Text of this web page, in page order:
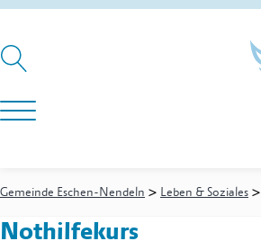
Gemeinde Eschen-Nendeln > Leben & Soziales >
Nothilfekurs